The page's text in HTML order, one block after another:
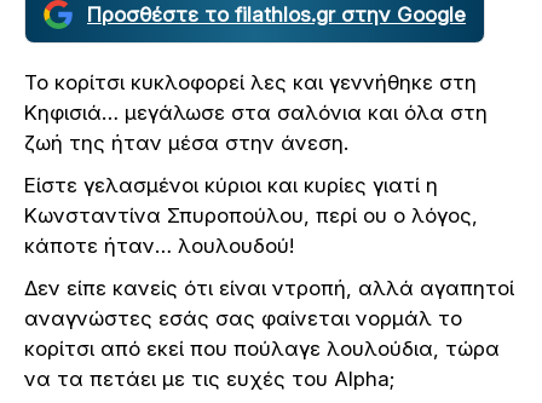
Προσθέστε το filathlos.gr στην Google
Το κορίτσι κυκλοφορεί λες και γεννήθηκε στη
Κηφισιά… μεγάλωσε στα σαλόνια και όλα στη
ζωή της ήταν μέσα στην άνεση.
Είστε γελασμένοι κύριοι και κυρίες γιατί η
Κωνσταντίνα Σπυροπούλου, περί ου ο λόγος,
κάποτε ήταν… λουλουδού!
Δεν είπε κανείς ότι είναι ντροπή, αλλά αγαπητοί
αναγνώστες εσάς σας φαίνεται νορμάλ το
κορίτσι από εκεί που πούλαγε λουλούδια, τώρα
να τα πετάει με τις ευχές του Alpha;